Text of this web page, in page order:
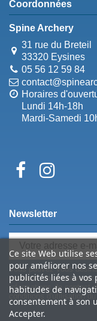
Coordonnées
Spine Archery
31 rue du Breteil
33320 Eysines
05 56 12 59 84
Horaires
Lundi 14h-18h
Mardi-Samedi
Ce site Web utilise
pour améliorer nos
publicités liées à vos
habitudes de
consentement à son
Accepter.
Newsletter
Vous pouvez vous
moment. Vous trouverez
informations de contact
conditions d'utilisation